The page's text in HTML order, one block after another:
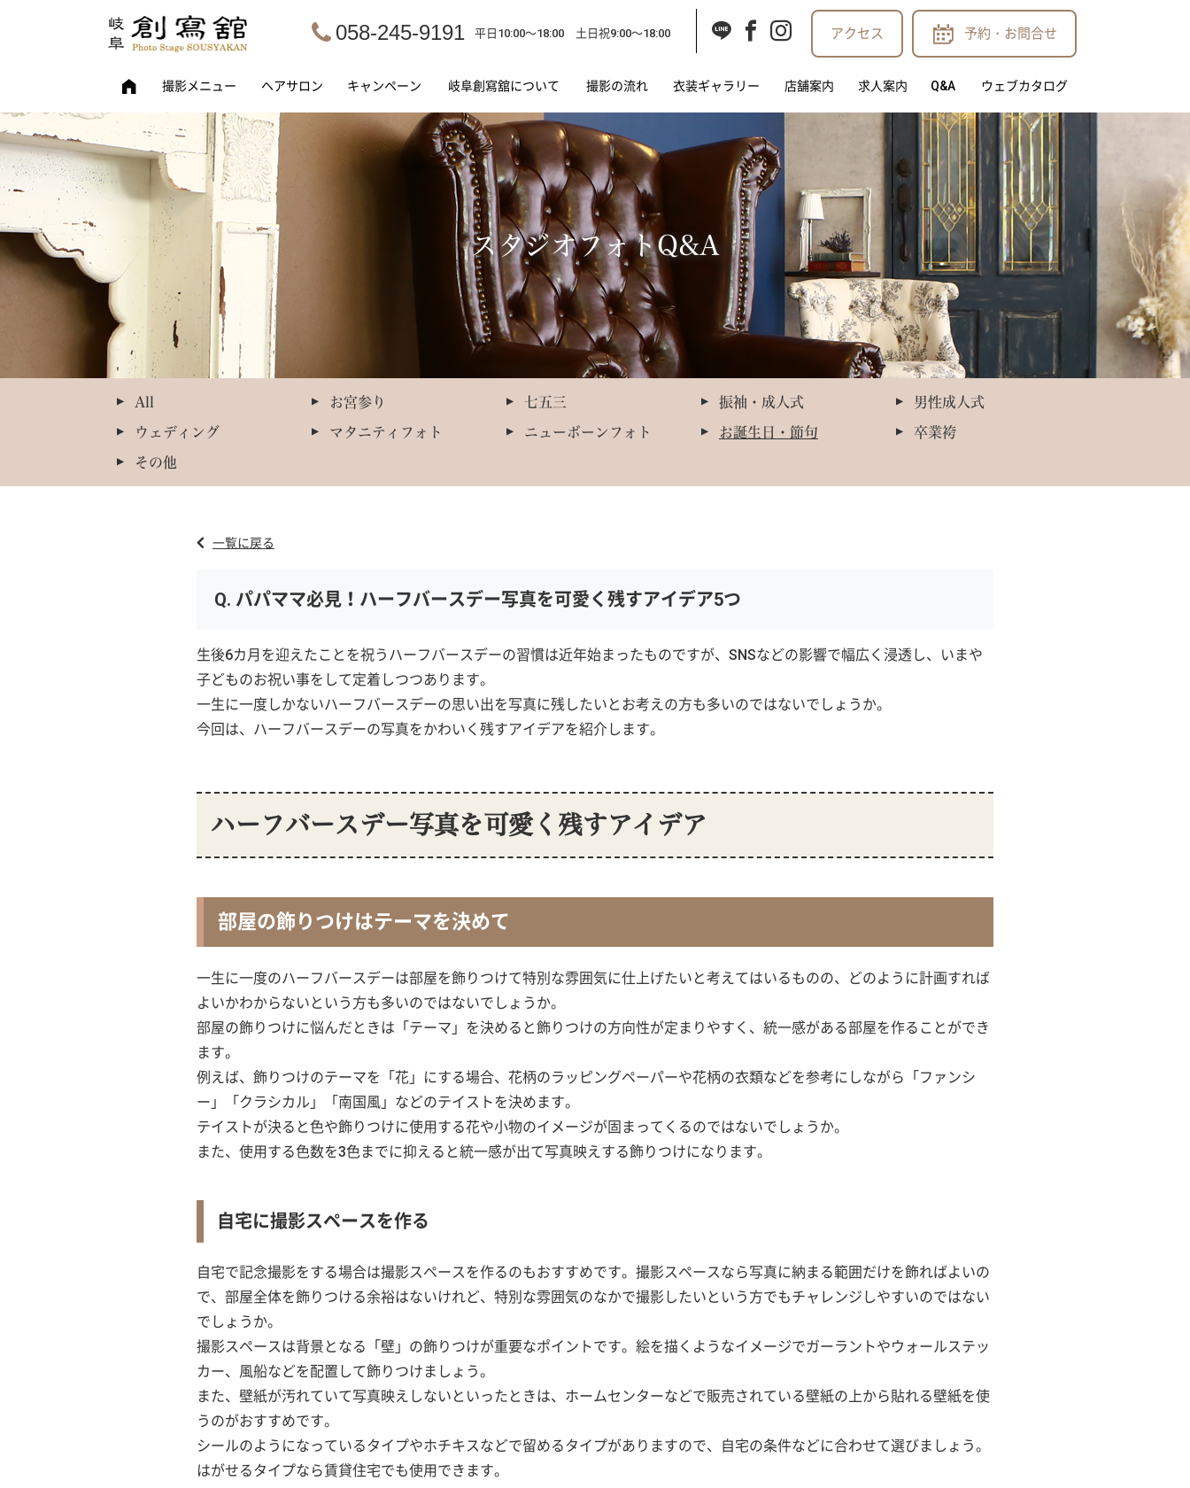
058-245-9191 平日10:00～18:00 土日祝9:00～18:00 アクセス 予約・お問合せ
撮影メニュー ヘアサロン キャンペーン 岐阜創寫舘について 撮影の流れ 衣装ギャラリー 店舗案内 求人案内 Q&A ウェブカタログ
スタジオフォトQ&A
All お宮参り 七五三 振袖・成人式 男性成人式
ウェディング マタニティフォト ニューボーンフォト お誕生日・節句 卒業袴
その他
一覧に戻る
パパママ必見！ハーフバースデー写真を可愛く残すアイデア5つ
生後6カ月を迎えたことを祝うハーフバースデーの習慣は近年始まったものですが、SNSなどの影響で幅広く浸透し、いまや
子どものお祝い事をして定着しつつあります。
一生に一度しかないハーフバースデーの思い出を写真に残したいとお考えの方も多いのではないでしょうか。
今回は、ハーフバースデーの写真をかわいく残すアイデアを紹介します。
ハーフバースデー写真を可愛く残すアイデア
部屋の飾りつけはテーマを決めて
一生に一度のハーフバースデーは部屋を飾りつけて特別な雰囲気に仕上げたいと考えてはいるものの、どのように計画すれば
よいかわからないという方も多いのではないでしょうか。
部屋の飾りつけに悩んだときは「テーマ」を決めると飾りつけの方向性が定まりやすく、統一感がある部屋を作ることができ
ます。
例えば、飾りつけのテーマを「花」にする場合、花柄のラッピングペーパーや花柄の衣類などを参考にしながら「ファンシ
ー」「クラシカル」「南国風」などのテイストを決めます。
テイストが決ると色や飾りつけに使用する花や小物のイメージが固まってくるのではないでしょうか。
また、使用する色数を3色までに抑えると統一感が出て写真映えする飾りつけになります。
自宅に撮影スペースを作る
自宅で記念撮影をする場合は撮影スペースを作るのもおすすめです。撮影スペースなら写真に納まる範囲だけを飾ればよいの
で、部屋全体を飾りつける余裕はないけれど、特別な雰囲気のなかで撮影したいという方でもチャレンジしやすいのではない
でしょうか。
撮影スペースは背景となる「壁」の飾りつけが重要なポイントです。絵を描くようなイメージでガーラントやウォールステッ
カー、風船などを配置して飾りつけましょう。
また、壁紙が汚れていて写真映えしないといったときは、ホームセンターなどで販売されている壁紙の上から貼れる壁紙を使
うのがおすすめです。
シールのようになっているタイプやホチキスなどで留めるタイプがありますので、自宅の条件などに合わせて選びましょう。
はがせるタイプなら賃貸住宅でも使用できます。